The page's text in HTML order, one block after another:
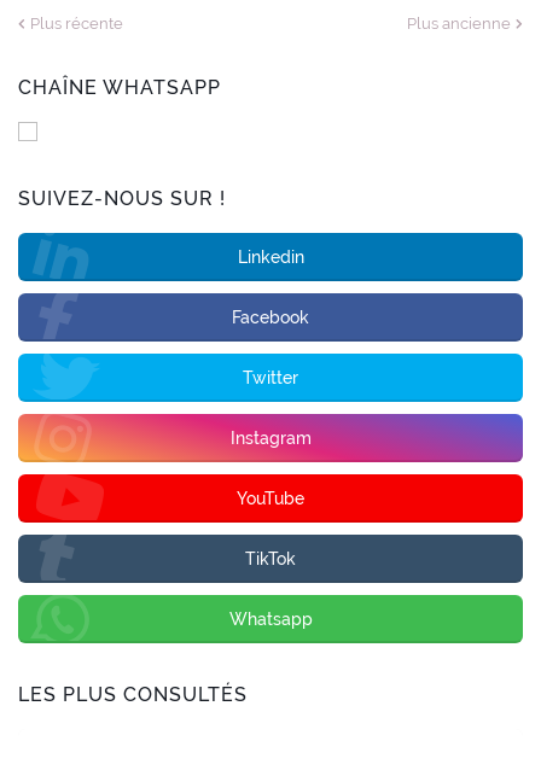
Plus récente Plus ancienne
CHAÎNE WHATSAPP
SUIVEZ-NOUS SUR !
Linkedin
Facebook
Twitter
Instagram
YouTube
TikTok
Whatsapp
LES PLUS CONSULTÉS